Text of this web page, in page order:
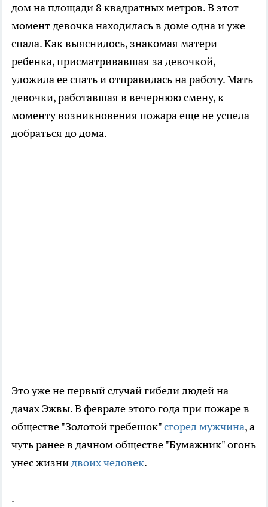
дом на площади 8 квадратных метров. В этот
момент девочка находилась в доме одна и уже
спала. Как выяснилось, знакомая матери
ребенка, присматривавшая за девочкой,
уложила ее спать и отправилась на работу. Мать
девочки, работавшая в вечернюю смену, к
моменту возникновения пожара еще не успела
добраться до дома.
Это уже не первый случай гибели людей на
дачах Эжвы. В феврале этого года при пожаре в
обществе "Золотой гребешок"сгорел мужчина, а
чуть ранее в дачном обществе "Бумажник" огонь
унес жизнидвоих человек.
.